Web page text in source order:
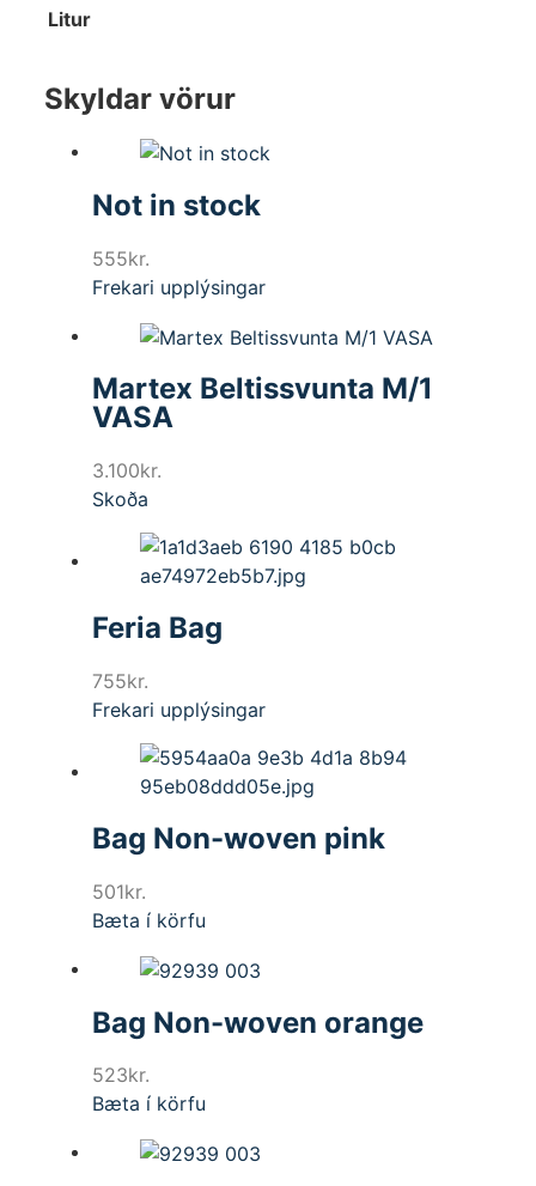
Litur
Skyldar vörur
Not in stock
555kr.
Frekari upplýsingar
Martex Beltissvunta M/1
VASA
3.100kr.
Skoða
Feria Bag
755kr.
Frekari upplýsingar
Bag Non-woven pink
501kr.
Bæta í körfu
Bag Non-woven orange
523kr.
Bæta í körfu